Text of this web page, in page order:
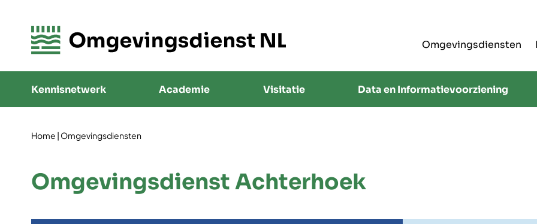
Omgevingsdiensten
Kennisnetwerk Academie Visitatie Data en Informatievoorziening
Home | Omgevingsdiensten
Omgevingsdienst Achterhoek